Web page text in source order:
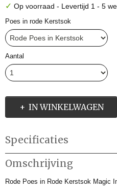
✓ Op voorraad - Levertijd 1 - 5
Poes in rode Kerstsok
Aantal
IN WINKELWAGEN
Specificaties
Productcode
IMD647387
Productcode leverancier
Omschrijving
Rode Poes in Rode Kerstsok Magic